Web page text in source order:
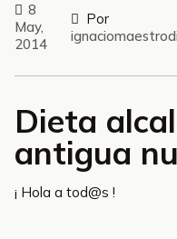
8
May,
2014
Por
Dieta
antigua
¡ Hola a tod@s !